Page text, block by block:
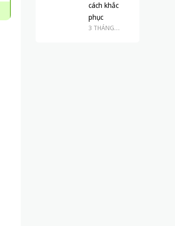
cách khắc
phục
3 THÁNG